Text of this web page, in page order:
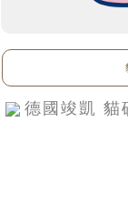
德國竣凱 貓